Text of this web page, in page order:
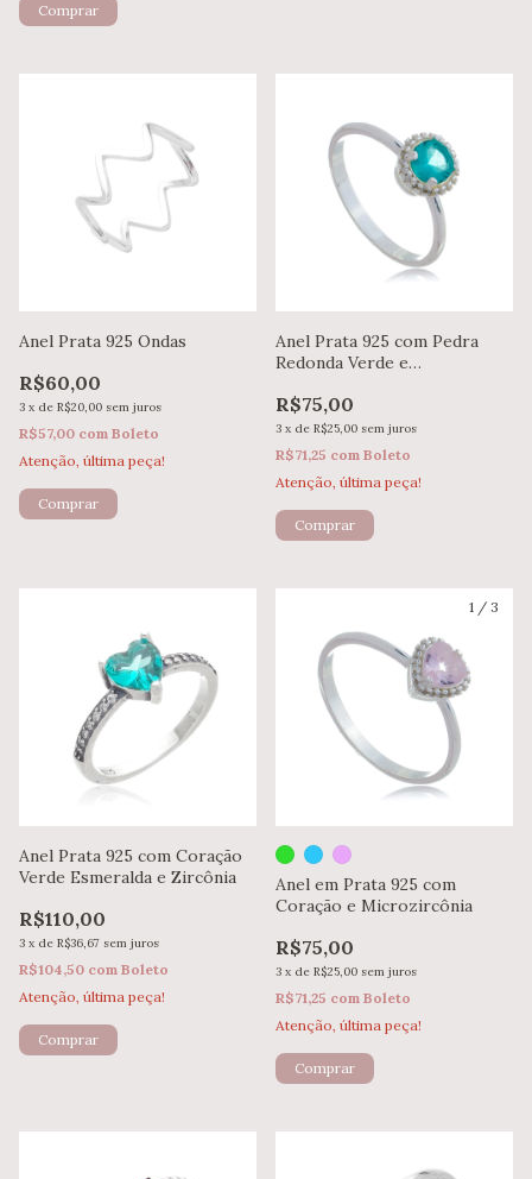
Comprar
Anel Prata 925 Ondas
R$60,00
3 x de R$20,00 sem juros
R$57,00 com Boleto
Atenção, última peça!
Comprar
Anel Prata 925 com Pedra
Redonda Verde e
R$75,00
3 x de R$25,00 sem juros
R$71,25 com Boleto
Atenção, última peça!
Comprar
Anel Prata 925 com Coração
Verde Esmeralda e Zircônia
R$110,00
3 x de R$36,67 sem juros
R$104,50 com Boleto
Atenção, última peça!
Comprar
1 / 3
Anel em Prata 925 com
Coração e Microzircônia
R$75,00
3 x de R$25,00 sem juros
R$71,25 com Boleto
Atenção, última peça!
Comprar